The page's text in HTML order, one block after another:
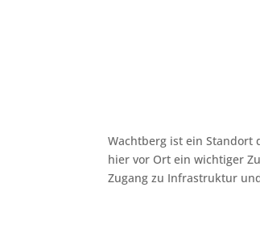
Wachtberg ist ein Standort
hier vor Ort ein wichtiger
Zugang zu Infrastruktur